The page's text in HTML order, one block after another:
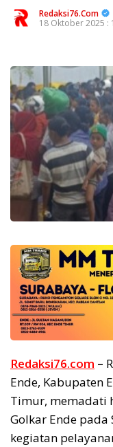
Redaksi76.com
18 Oktober 2025 :
Redaksi76.com –
Ende, Kabupaten
Timur, memadati
Golkar Ende
kegiatan